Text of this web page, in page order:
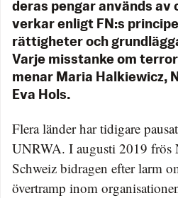
deras pengar används av
verkar enligt FN:s
rättigheter och
Varje misstanke om
menar Maria Halkiewicz,
Eva Hols.
Flera länder har tidigare
UNRWA. I augusti 2019 frös
Schweiz bidragen efter larm
övertramp inom